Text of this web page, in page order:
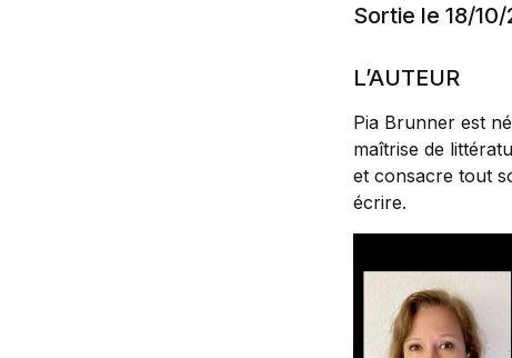
Sortie le 18/10/
L’AUTEUR
Pia Brunner est
maîtrise de
et consacre tout
écrire.